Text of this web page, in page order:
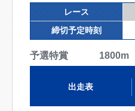
レース
締切予定時刻
予選特賞 1800m
出走表